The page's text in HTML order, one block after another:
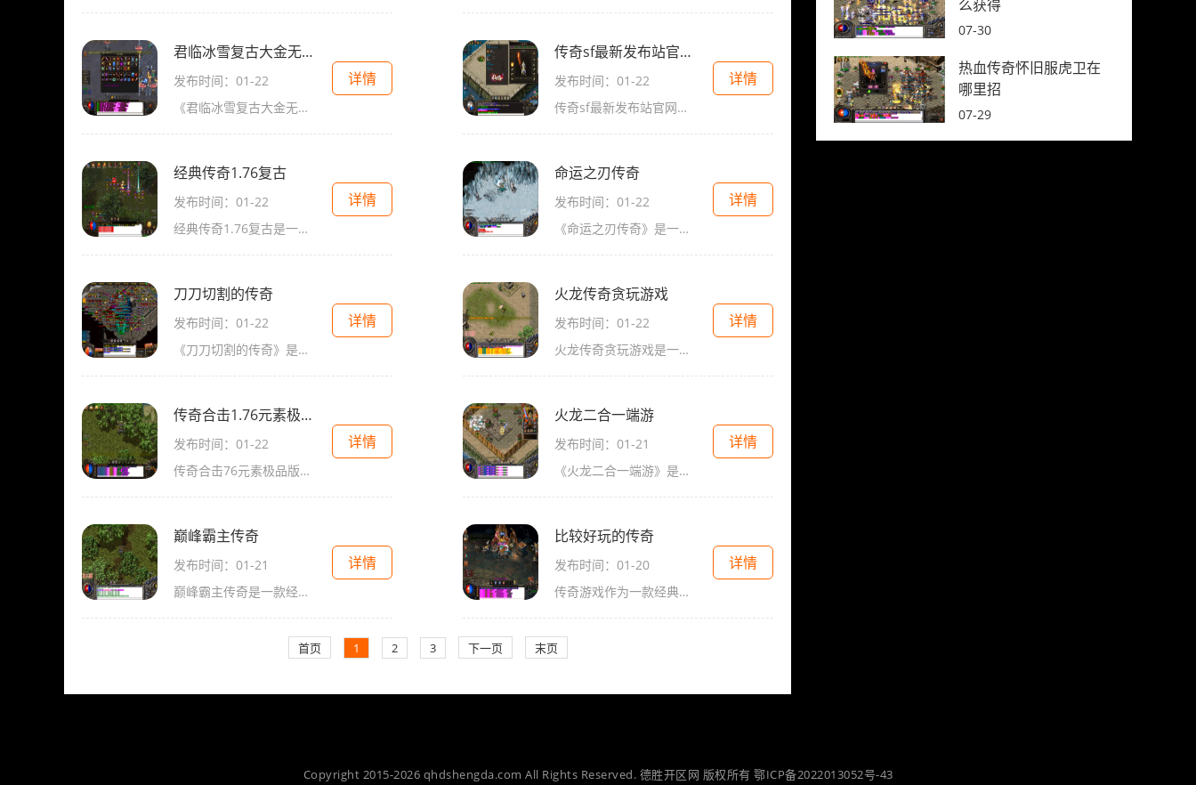
君临冰雪复古大金无限元宝
发布时间：01-22
《君临冰雪复古大金无限元宝》是一款经典的传奇2D游戏，给玩家带来了真实又刺激的角色扮演体验。游戏有着万人在线的大规模玩家互动，玩家可以在这个虚拟的游戏世界中与其他玩家
详情
传奇sf最新发布站官网首页
发布时间：01-22
传奇sf最新发布站官网首页是所有传奇sf玩家的必备网站，它提供了最全面的游戏信息和最新的游戏更新。在这个官网首页上，我们可以找到关于传奇sf各种具体玩法的详细介绍，让我们
详情
经典传奇1.76复古
发布时间：01-22
经典传奇1.76复古是一款非常经典的2D角色扮演游戏，这款游戏于2001年上线并风靡一时，至今仍有大批传奇游戏玩家热衷于其中。以千百人在线同时游戏为特点的经典传奇，为玩家们带来
详情
命运之刃传奇
发布时间：01-22
《命运之刃传奇》是一款经典的2D游戏，它是一款角色扮演游戏，拥有万人在线的特点，玩家可以与其他玩家进行互动。游戏中有一个主城，玩家可以在主城中与其他玩家进行世界聊天、
详情
刀刀切割的传奇
发布时间：01-22
《刀刀切割的传奇》是一款采用2D画面风格的角色扮演游戏，以其万人在线的特点、玩家之间的互动以及精彩的游戏内容而备受玩家们的喜爱。游戏中的玩家可以通过不断的升级来提升自
详情
火龙传奇贪玩游戏
发布时间：01-22
火龙传奇贪玩游戏是一款风靡全球的在线多人角色扮演游戏。游戏以奇幻魔幻的世界背景为基础，玩家可以选择不同的职业、打怪升级、挑战副本、参与战斗竞技以及社交互动等，提供
详情
传奇合击1.76元素极品版本
发布时间：01-22
传奇合击76元素极品版本是一款备受期待的大型多人在线角色扮演游戏。该游戏突破了传统传奇版本的桎梏，引入了全新的元素系统，为玩家带来更加刺激和多样化的游戏体验。下面让我
详情
火龙二合一端游
发布时间：01-21
《火龙二合一端游》是一款传奇类的2D游戏，以角色扮演为主题，具有万人在线和玩家互动的特点。游戏中设有装备强化NPC和行会聊天功能，为玩家提供了丰富多样的游戏体验。我们将详
详情
巅峰霸主传奇
发布时间：01-21
巅峰霸主传奇是一款经典的2D角色扮演游戏，在传奇游戏中有着精彩纷呈的玩法，让玩家可以尽情体验角色扮演的乐趣。这款游戏采用了万人在线的方式，玩家可以与全球玩家进行互动，
详情
比较好玩的传奇
发布时间：01-20
传奇游戏作为一款经典的多人在线角色扮演游戏，一直以来都备受玩家们的喜爱。它的世界自由度高，玩法多样化，充满了挑战和乐趣。下面，我们将为大家介绍一些比较好玩的传奇的
详情
首页 1 2 3 下一页 末页
么获得
07-30
热血传奇怀旧服虎卫在
哪里招
07-29
Copyright 2015-2026 qhdshengda.com All Rights Reserved. 德胜开区网 版权所有 鄂ICP备2022013052号-43